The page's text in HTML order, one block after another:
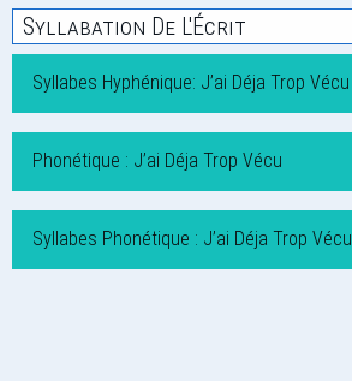
Syllabation De L'Écrit
Syllabes Hyphénique: J’ai Déja Trop Vécu
Phonétique : J’ai Déja Trop Vécu
Syllabes Phonétique : J’ai Déja Trop Vécu